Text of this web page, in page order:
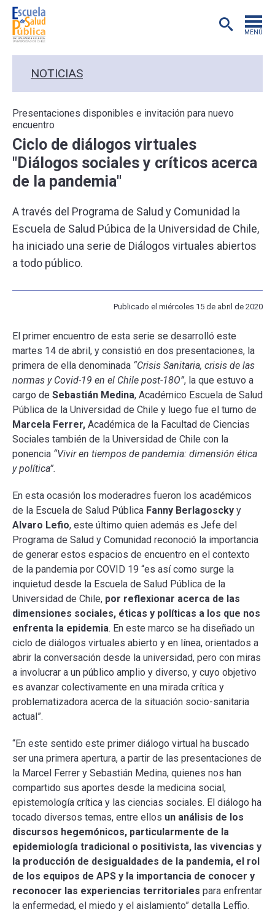
MENÚ
EDUCACIÓN CONTINUA
ESCUELA
BIBLIOTECA
PLATAFORMA EDUCATIVA
NOTICIAS
Presentaciones disponibles e invitación para nuevo
encuentro
Ciclo de diálogos virtuales
"Diálogos sociales y críticos acerca
de la pandemia"
A través del Programa de Salud y Comunidad la
Escuela de Salud Púbica de la Universidad de Chile,
ha iniciado una serie de Diálogos virtuales abiertos
a todo público.
Publicado el miércoles 15 de abril de 2020
El primer encuentro de esta serie se desarrolló este
martes 14 de abril, y consistió en dos presentaciones, la
primera de ella denominada “Crisis Sanitaria, crisis de las
normas y Covid-19 en el Chile post-18O”, la que estuvo a
cargo de Sebastián Medina, Académico Escuela de Salud
Pública de la Universidad de Chile y luego fue el turno de
Marcela Ferrer, Académica de la Facultad de Ciencias
Sociales también de la Universidad de Chile con la
ponencia “Vivir en tiempos de pandemia: dimensión ética
y política”.
En esta ocasión los moderadres fueron los académicos
de la Escuela de Salud Pública Fanny Berlagoscky y
Alvaro Lefio, este último quien además es Jefe del
Programa de Salud y Comunidad reconoció la importancia
de generar estos espacios de encuentro en el contexto
de la pandemia por COVID 19 “es así como surge la
inquietud desde la Escuela de Salud Pública de la
Universidad de Chile, por reflexionar acerca de las
dimensiones sociales, éticas y políticas a los que nos
enfrenta la epidemia. En este marco se ha diseñado un
ciclo de diálogos virtuales abierto y en línea, orientados a
abrir la conversación desde la universidad, pero con miras
a involucrar a un público amplio y diverso, y cuyo objetivo
es avanzar colectivamente en una mirada crítica y
problematizadora acerca de la situación socio-sanitaria
actual”.
“En este sentido este primer diálogo virtual ha buscado
ser una primera apertura, a partir de las presentaciones de
la Marcel Ferrer y Sebastián Medina, quienes nos han
compartido sus aportes desde la medicina social,
epistemología crítica y las ciencias sociales. El diálogo ha
tocado diversos temas, entre ellos un análisis de los
discursos hegemónicos, particularmente de la
epidemiología tradicional o positivista, las vivencias y
la producción de desigualdades de la pandemia, el rol
de los equipos de APS y la importancia de conocer y
reconocer las experiencias territoriales para enfrentar
la enfermedad, el miedo y el aislamiento” detalla Leffio.